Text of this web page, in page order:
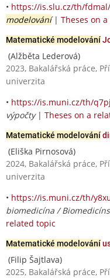
• https://is.slu.cz/th/fdmal/
modelování| Theses on
Matematické modelování
(Alžběta Lederová)
2023, Bakalářská práce,
univerzita
• https://is.muni.cz/th/
výpočty| Theses on a
Matematické modelování
(Eliška Pirnosová)
2024, Bakalářská práce,
univerzita
• https://is.muni.cz/th/
biomedicína /
related topic
Matematické modelování
(Filip Šajtlava)
2025, Bakalářská práce,